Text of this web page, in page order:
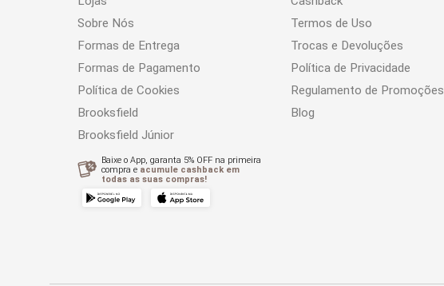
Sobre Nós
Termos de Uso
Formas de Entrega
Trocas e Devoluções
Formas de Pagamento
Política de Privacidade
Política de Cookies
Regulamento de Promoções
Brooksfield
Blog
Brooksfield Júnior
Baixe o App, garanta 5% OFF na primeira
compra e acumule cashback em
todas as suas compras!